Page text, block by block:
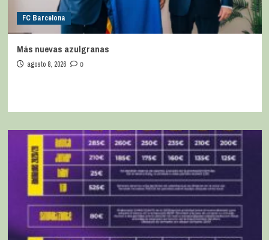
FC Barcelona
Más nuevas azulgranas
agosto 8, 2026 0